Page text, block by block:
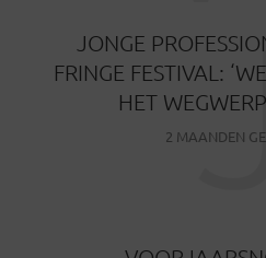
JONGE
FRINGE FESTIVAL:
HET
2 MAANDEN